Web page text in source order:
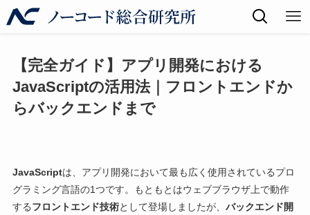
【完全ガイド】アプリ開発における
JavaScriptの活用法｜フロントエンドか
らバックエンドまで
JavaScriptは、アプリ開発において最も広く使用されているプロ
グラミング言語の1つです。もともとはウェブブラウザ上で動作
するフロントエンド技術として登場しましたが、 バックエンド開